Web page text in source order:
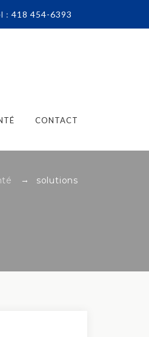
: 418 454-6393
CONTACT
→ solutions